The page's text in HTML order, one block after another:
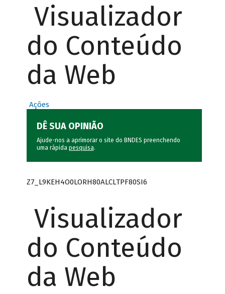
Visualizador
do Conteúdo
da Web
Ações
DÊ SUA OPINIÃO
Ajude-nos a aprimorar o site do BNDES preenchendo
uma rápida pesquisa.
Z7_L9KEH4O0LORH80ALCLTPF80SI6
Visualizador
do Conteúdo
da Web